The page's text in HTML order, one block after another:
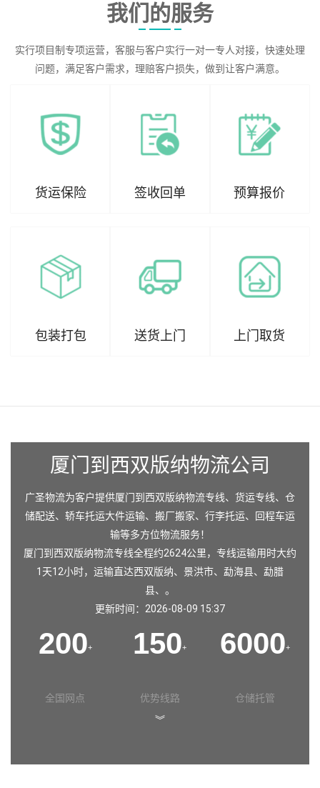
我们的服务
实行项目制专项运营，客服与客户实行一对一专人对接，快速处理
问题，满足客户需求，理赔客户损失，做到让客户满意。
货运保险 签收回单 预算报价
包装打包 送货上门 上门取货
厦门到西双版纳物流公司
广圣物流为客户提供厦门到西双版纳物流专线、货运专线、仓
储配送、轿车托运大件运输、搬厂搬家、行李托运、回程车运
输等多方位物流服务！
厦门到西双版纳物流专线全程约2624公里，专线运输用时大约
1天12小时，运输直达西双版纳、 景洪市、 勐海县、 勐腊
县、。
更新时间：2026-08-09 15:37
200+
全国网点
150+
优势线路
6000+
仓储托管
︾